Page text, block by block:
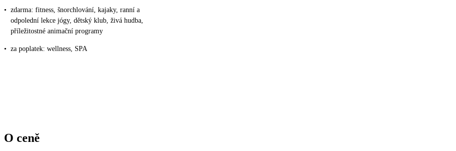
• zdarma: fitness, šnorchlování, kajaky, ranní a
odpolední lekce jógy, dětský klub, živá hudba,
příležitostné animační programy
• za poplatek: wellness, SPA
O ceně